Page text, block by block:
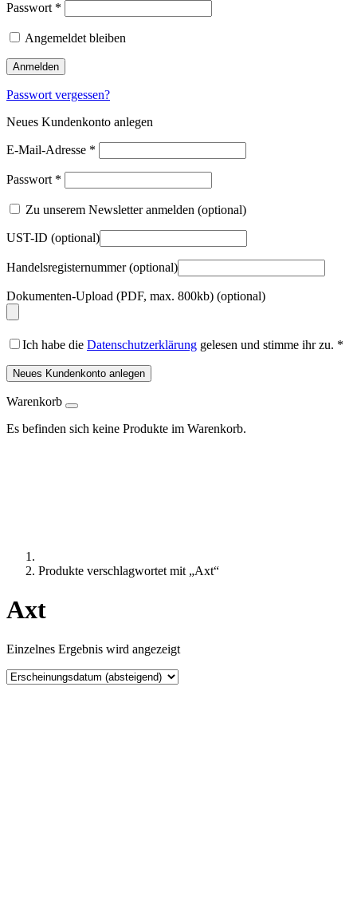
Passwort *
Angemeldet bleiben
Anmelden
Passwort vergessen?
Neues Kundenkonto anlegen
E-Mail-Adresse *
Passwort *
Zu unserem Newsletter anmelden (optional)
UST-ID (optional)
Handelsregisternummer(optional)
Dokumenten-Upload (PDF, max. 800kb) (optional)
Ich habe die Datenschutzerklärung gelesen und stimme ihr zu. *
Neues Kundenkonto anlegen
Warenkorb
Es befinden sich keine Produkte im Warenkorb.
Produkte verschlagwortet mit „Axt“
Axt
Einzelnes Ergebnis wird angezeigt